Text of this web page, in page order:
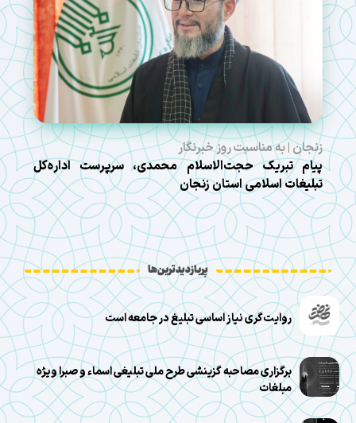
زنجان | به مناسبت روز خبرنگار
پیام تبریک حجت‌الاسلام محمدی، سرپرست اداره‌کل
تبلیغات اسلامی استان زنجان
پربازدیدترین‌ها
روایت‌گری نیاز اساسی تبلیغ در جامعه است
برگزاری مصاحبه گزینشی طرح ملی تبلیغی اسماء و صبرا ویژه
مبلغات